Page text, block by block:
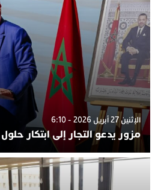
الإثنين 27 أبريل 2026 - 6:10
مزور يدعو التجار إلى ابتكار